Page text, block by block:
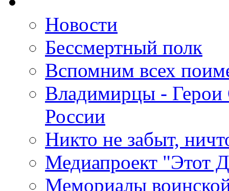
Новости
Бессмертный полк
Вспомним всех
Владимирцы - Герои
России
Никто не забыт,
Медиапроект "Этот
Мемориалы